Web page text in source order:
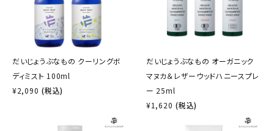
だいじょうぶなもの クーリングボ
ディミスト 100ml
¥2,090 (税込)
だいじょうぶなもの オーガニック
マヌカ＆レザーウッドハニースプレ
ー 25ml
¥1,620 (税込)